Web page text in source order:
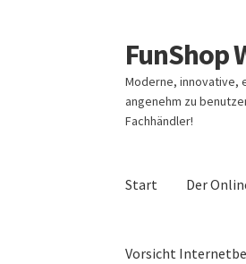
Zur
Navigation
springen
Zum
Inhalt
springen
FunShop
Moderne, innovative,
angenehm zu
Fachhändler!
Start Der
Vorsicht